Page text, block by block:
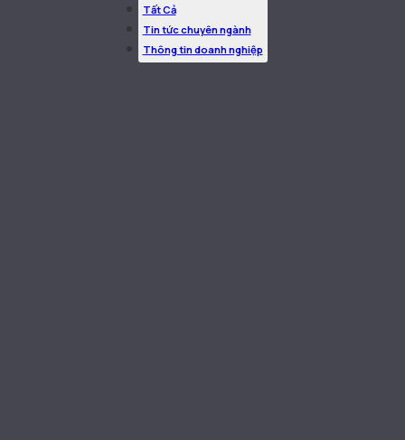
Tất Cả
Tin tức chuyên ngành
Thông tin doanh nghiệp